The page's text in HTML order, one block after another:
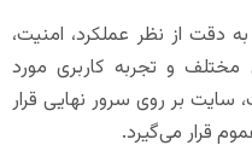
دقت از نظر عملکرد، امنیت،
مختلف و تجربه کاربری مورد
سایت بر روی سرور نهایی قرار
قرار می‌گیرد.